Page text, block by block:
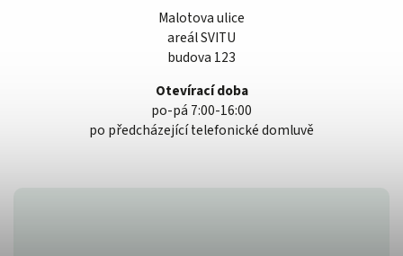
Malotova ulice
areál SVITU
budova 123
Otevírací doba
po-pá 7:00-16:00
po předcházející telefonické domluvě